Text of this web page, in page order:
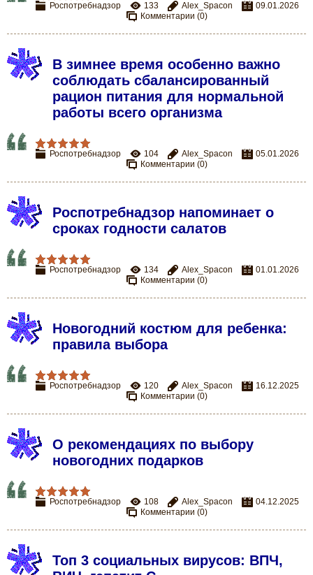
Роспотребнадзор 133 Alex_Spacon
09.01.2026
Комментарии (0)
В зимнее время особенно важно
соблюдать сбалансированный
рацион питания для нормальной
работы всего организма
Роспотребнадзор 104 Alex_Spacon
05.01.2026
Комментарии (0)
Роспотребнадзор напоминает о
сроках годности салатов
Роспотребнадзор 134 Alex_Spacon
01.01.2026
Комментарии (0)
Новогодний костюм для ребенка:
правила выбора
Роспотребнадзор 120 Alex_Spacon
16.12.2025
Комментарии (0)
О рекомендациях по выбору
новогодних подарков
Роспотребнадзор 108 Alex_Spacon
04.12.2025
Комментарии (0)
Топ 3 социальных вирусов: ВПЧ,